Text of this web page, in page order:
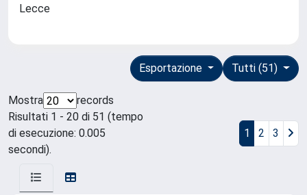
Lecce
Tutti (51)
Esportazione
Mostra
records
Risultati 1 - 20 di 51 (tempo
di esecuzione: 0.005
secondi).
1 2 3